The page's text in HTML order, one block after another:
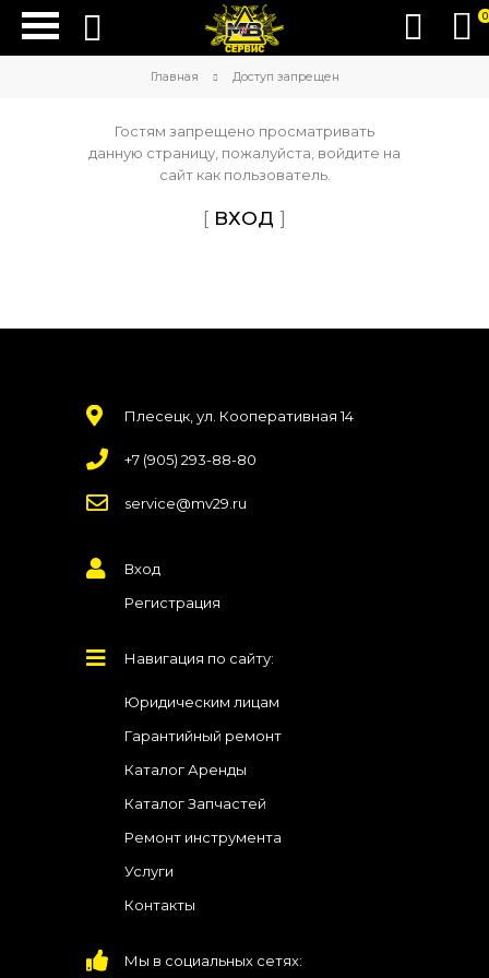
0
Главная Доступ запрещен
Гостям запрещено просматривать
данную страницу, пожалуйста, войдите на
сайт как пользователь.
[ ВХОД ]
Плесецк, ул. Кооперативная 14
+7 (905) 293-88-80
service@mv29.ru
Вход
Регистрация
Навигация по сайту:
Юридическим лицам
Гарантийный ремонт
Каталог Аренды
Каталог Запчастей
Ремонт инструмента
Услуги
Контакты
Мы в социальных сетях: